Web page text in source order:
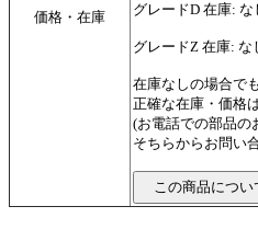
価格・在庫 グレードD 在庫: な
グレードZ 在庫: な
在庫なしの場合で
正確な在庫・価格
(お電話での部品の
そちらからお問い